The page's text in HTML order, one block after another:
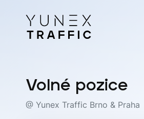
Volné pozice
@ Yunex Traffic Brno & Praha